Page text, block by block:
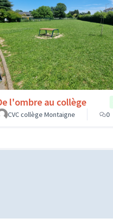
l'ombre au collège
CVC collège Montaigne
0